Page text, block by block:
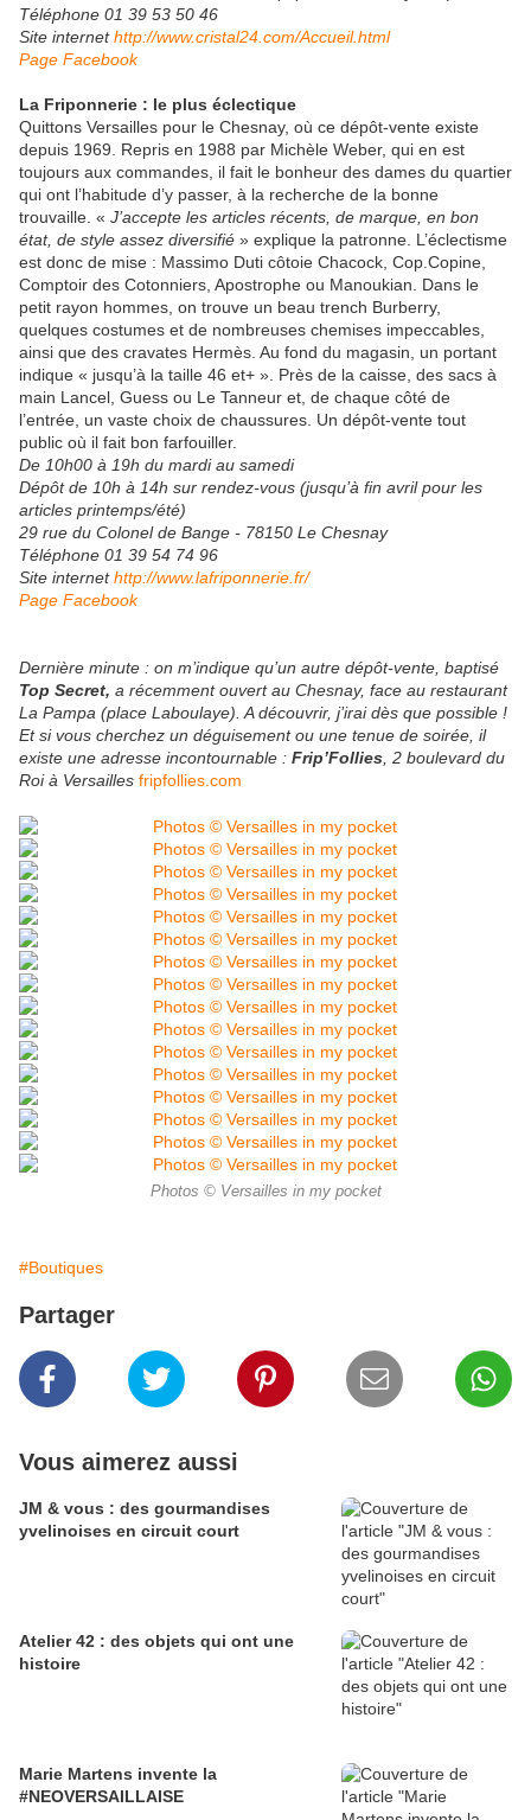
Téléphone 01 39 53 50 46
Site internet http://www.cristal24.com/Accueil.html
Page Facebook
La Friponnerie : le plus éclectique
Quittons Versailles pour le Chesnay, où ce dépôt-vente existe
depuis 1969. Repris en 1988 par Michèle Weber, qui en est
toujours aux commandes, il fait le bonheur des dames du quartier
qui ont l’habitude d’y passer, à la recherche de la bonne
trouvaille. « J’accepte les articles récents, de marque, en bon
état, de style assez diversifié » explique la patronne. L’éclectisme
est donc de mise : Massimo Duti côtoie Chacock, Cop.Copine,
Comptoir des Cotonniers, Apostrophe ou Manoukian. Dans le
petit rayon hommes, on trouve un beau trench Burberry,
quelques costumes et de nombreuses chemises impeccables,
ainsi que des cravates Hermès. Au fond du magasin, un portant
indique « jusqu’à la taille 46 et+ ». Près de la caisse, des sacs à
main Lancel, Guess ou Le Tanneur et, de chaque côté de
l’entrée, un vaste choix de chaussures. Un dépôt-vente tout
public où il fait bon farfouiller.
De 10h00 à 19h du mardi au samedi
Dépôt de 10h à 14h sur rendez-vous (jusqu’à fin avril pour les
articles printemps/été)
29 rue du Colonel de Bange - 78150 Le Chesnay
Téléphone 01 39 54 74 96
Site internet http://www.lafriponnerie.fr/
Page Facebook
Dernière minute : on m’indique qu’un autre dépôt-vente, baptisé
Top Secret, a récemment ouvert au Chesnay, face au restaurant
La Pampa (place Laboulaye). A découvrir, j’irai dès que possible !
Et si vous cherchez un déguisement ou une tenue de soirée, il
existe une adresse incontournable : Frip’Follies , 2 boulevard du
Roi à Versailles fripfollies.com
Photos © Versailles in my pocket
#Boutiques
Partager
Vous aimerez aussi
JM & vous : des gourmandises
yvelinoises en circuit court
Atelier 42 : des objets qui ont une
histoire
Marie Martens invente la
#NEOVERSAILLAISE